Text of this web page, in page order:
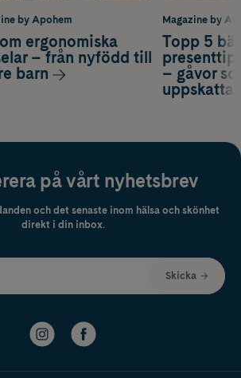
Magazine by
Topp 5
– gåvor
by Apohem
ergonomiska
– från nyfödd till
barn
på vårt nyhetsbrev
och det senaste inom hälsa och skönhet
direkt i din inbox.
Skicka